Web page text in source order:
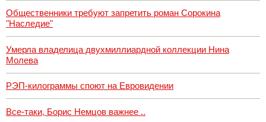
Общественники требуют запретить роман Сорокина
"Наследие"
Умерла владелица двухмиллиардной коллекции Нина
Молева
РЭП-килограммы споют на Евровидении
Все-таки, Борис Немцов важнее ..